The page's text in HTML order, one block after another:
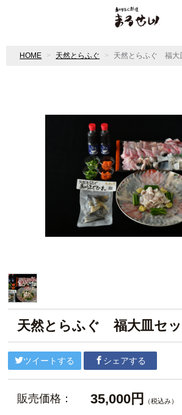
HOME 天然とらふぐ 天然とらふぐ 福
天然とらふぐ 福大皿セ
ツイートする シェアする
販売価格： 35,000円 （税込み）